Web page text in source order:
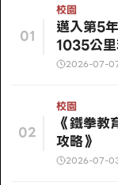
01
校園
邁入第5
1035公
2026-07-
02
校園
《鐵拳
攻略》
2026-07-